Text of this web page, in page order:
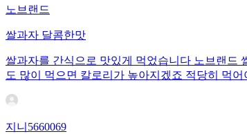
노브랜드
쌀과자 달콤한맛
쌀과자를 간식으로 맛있게 먹었습니다 노브랜드
도 많이 먹으면 칼로리가 높아지겠죠 적당히 먹
지니5660069